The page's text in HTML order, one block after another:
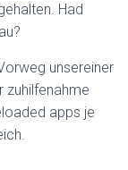
Had
unsereiner
zuhilfenahme
apps je